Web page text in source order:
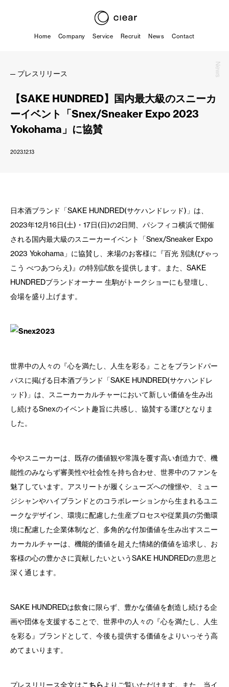
Home Company Service Recruit News Contact
News
プレスリリース
【SAKE HUNDRED】国内最大級のスニーカ
ーイベント「Snex/Sneaker Expo 2023
Yokohama」に協賛
2023.12.13
日本酒ブランド「SAKE HUNDRED(サケハンドレッド)」は、
2023年12月16日(土)・17日(日)の2日間、パシフィコ横浜で開催
される国内最大級のスニーカーイベント「Snex/Sneaker Expo
2023 Yokohama」に協賛し、来場のお客様に『百光 別誂(びゃっ
こう べつあつらえ)』の特別試飲を提供します。また、SAKE
HUNDREDブランドオーナー 生駒がトークショーにも登壇し、
会場を盛り上げます。
世界中の人々の『心を満たし、人生を彩る』ことをブランドパー
パスに掲げる日本酒ブランド「SAKE HUNDRED(サケハンドレ
ッド)」は、スニーカーカルチャーにおいて新しい価値を生み出
し続けるSnexのイベント趣旨に共感し、協賛する運びとなりま
した。
今やスニーカーは、既存の価値観や常識を覆す高い創造力で、機
能性のみならず審美性や社会性を持ち合わせ、世界中のファンを
魅了しています。アスリートが履くシューズへの憧憬や、ミュー
ジシャンやハイブランドとのコラボレーションから生まれるユニ
ークなデザイン、環境に配慮した生産プロセスや従業員の労働環
境に配慮した企業体制など、多角的な付加価値を生み出すスニー
カーカルチャーは、機能的価値を超えた情緒的価値を追求し、お
客様の心の豊かさに貢献したいというSAKE HUNDREDの意思と
深く通じます。
SAKE HUNDREDは飲食に限らず、豊かな価値を創造し続ける企
画や団体を支援することで、世界中の人々の『心を満たし、人生
を彩る』ブランドとして、今後も提供する価値をよりいっそう高
めてまいります。
プレスリリース全文はこちらよりご覧いただけます。また、当イ